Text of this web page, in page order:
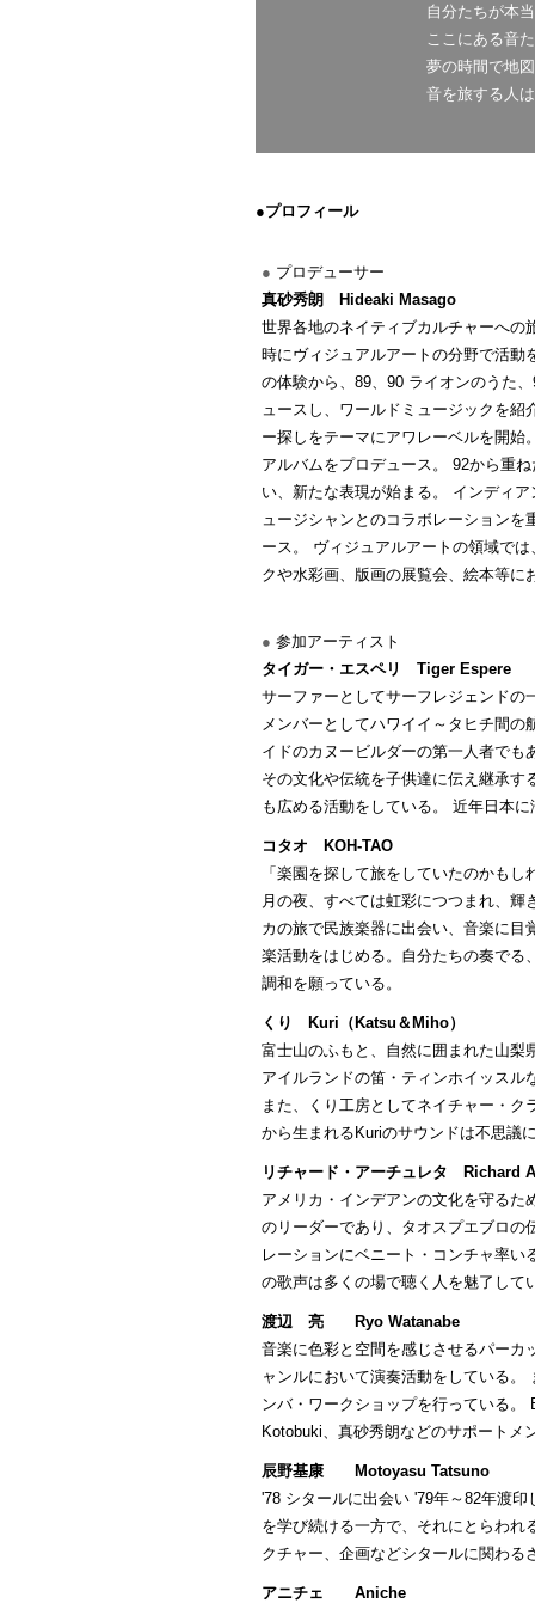
自分たちが本
ここにある音
夢の時間で地
音を旅する人
●プロフィール
● プロデューサー
真砂秀朗 Hideaki Masago
世界各地のネイティブカルチャーへの
時にヴィジュアルアートの分野で活動
の体験から、89、90 ライオンのうた
ュースし、ワールドミュージックを
ー探しをテーマにアワレーベルを開
アルバムをプロデュース。 92から重
い、新たな表現が始まる。 インディ
ュージシャンとのコラボレーション
ース。 ヴィジュアルアートの領域で
クや水彩画、版画の展覧会、絵本等に
● 参加アーティスト
タイガー・エスペリ Tiger Espere
サーファーとしてサーフレジェンドの
メンバーとしてハワイイ～タヒチ間
イドのカヌービルダーの第一人者で
その文化や伝統を子供達に伝え継承
も広める活動をしている。 近年日本
コタオ KOH-TAO
「楽園を探して旅をしていたのかも
月の夜、すべては虹彩につつまれ、
カの旅で民族楽器に出会い、音楽に目
楽活動をはじめる。自分たちの奏でる
調和を願っている。
くり Kuri（Katsu＆Miho）
富士山のふもと、自然に囲まれた山梨
アイルランドの笛・ティンホイッス
また、くり工房としてネイチャー・
から生まれるKuriのサウンドは不思議
リチャード・アーチュレタ Richard
アメリカ・インデアンの文化を守るた
のリーダーであり、タオスプエブロの
レーションにベニート・コンチャ率
の歌声は多くの場で聴く人を魅了して
渡辺 亮 Ryo Watanabe
音楽に色彩と空間を感じさせるパーカ
ャンルにおいて演奏活動をしている
ンバ・ワークショップを行っている
Kotobuki、真砂秀朗などのサポートメ
辰野基康 Motoyasu Tatsuno
'78 シタールに出会い '79年～82年渡
を学び続ける一方で、それにとらわ
クチャー、企画などシタールに関わる
アニチェ Aniche